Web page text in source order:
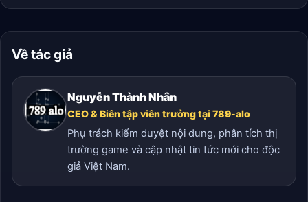
Về tác giả
Nguyễn Thành Nhân
CEO & Biên tập viên trưởng tại 789-alo
Phụ trách kiểm duyệt nội dung, phân tích thị
trường game và cập nhật tin tức mới cho độc
giả Việt Nam.